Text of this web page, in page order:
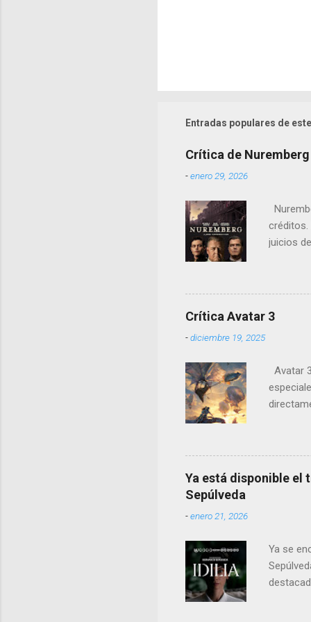
Entradas populares de
Crítica de Nuremberg
-enero 29, 2026
créditos.
juicios
Crítica Avatar 3
-diciembre 19, 2025
Avatar
Ya está disponible el
Sepúlveda
-enero 21, 2026
Ya se